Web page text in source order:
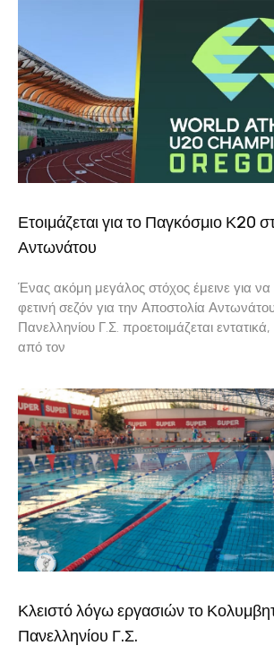
Ετοιμάζεται για το Παγκόσμιο Κ20
Αντωνάτου
Ένας ακόμη μεγάλος στόχος έμεινε για
φετινή σεζόν για την Αποστολία
Πανελληνίου Γ.Σ. προετοιμάζεται
από τον
Κλειστό λόγω εργασιών το
Πανελληνίου Γ.Σ.